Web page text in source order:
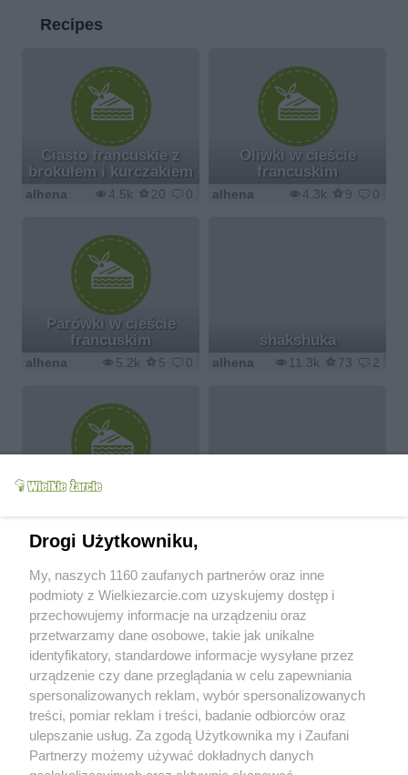
Recipes
Ciasto francuskie z
brokułem i kurczakiem
4.5k 20 0
alhena
Oliwki w cieście
francuskim
4.3k 9 0
alhena
Parówki w cieście
francuskim
5.2k 5 0
alhena
shakshuka
11.3k 73 2
alhena
Makaron z tuńczykiem
4.2k
About me
Studentka próbująca obalić stereotyp o tym, że dzisiejsza
młodzież nie potrafi gotować.
Since:
2010-03-03
Status:
active (offline)
Drogi Użytkowniku,
My, naszych 1160 zaufanych partnerów oraz inne
podmioty z Wielkiezarcie.com uzyskujemy dostęp i
przechowujemy informacje na urządzeniu oraz
przetwarzamy dane osobowe, takie jak unikalne
identyfikatory, standardowe informacje wysyłane przez
urządzenie czy dane przeglądania w celu zapewniania
spersonalizowanych reklam, wybór spersonalizowanych
treści, pomiar reklam i treści, badanie odbiorców oraz
ulepszanie usług. Za zgodą Użytkownika my i Zaufani
Partnerzy możemy używać dokładnych danych